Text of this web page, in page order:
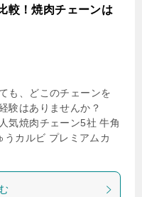
較！焼肉チェーンは
も、どこのチェーンを
験はありませんか？
気焼肉チェーン5社 牛角
カルビ プレミアムカ